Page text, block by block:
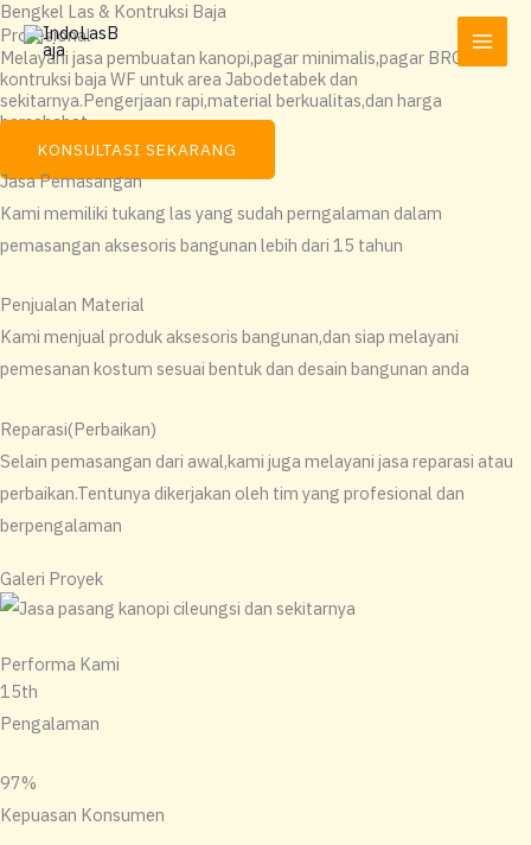
Lewati
ke
konten
Bengkel Las & Kontruksi Baja
Profesional
Melayani jasa pembuatan kanopi,pagar minimalis,pagar BRC,dan
kontruksi baja WF untuk area Jabodetabek dan
sekitarnya.Pengerjaan rapi,material berkualitas,dan harga
bersahabat
KONSULTASI SEKARANG
Jasa Pemasangan
Kami memiliki tukang las yang sudah perngalaman dalam
pemasangan aksesoris bangunan lebih dari 15 tahun
Penjualan Material
Kami menjual produk aksesoris bangunan,dan siap melayani
pemesanan kostum sesuai bentuk dan desain bangunan anda
Reparasi(Perbaikan)
Selain pemasangan dari awal,kami juga melayani jasa reparasi atau
perbaikan.Tentunya dikerjakan oleh tim yang profesional dan
berpengalaman
Galeri Proyek
Performa Kami
15th
Pengalaman
97%
Kepuasan Konsumen